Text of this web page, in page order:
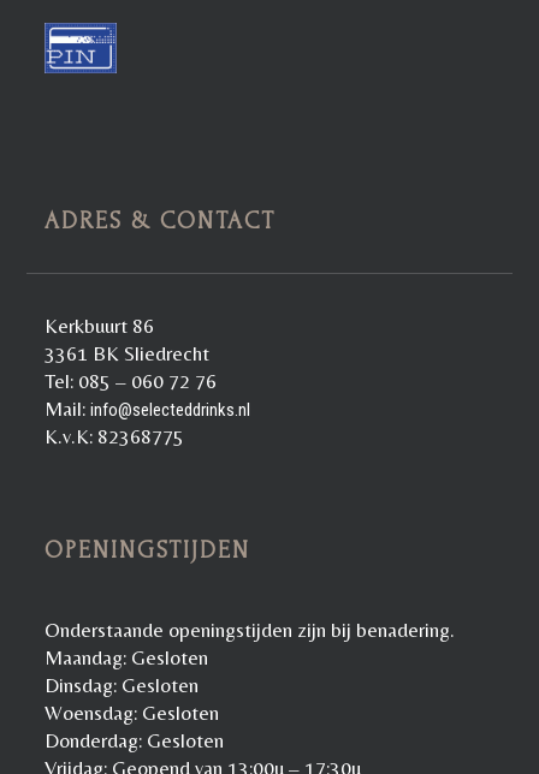
ADRES & CONTACT
Kerkbuurt 86
3361 BK Sliedrecht
Tel: 085 – 060 72 76
Mail:info@selecteddrinks.nl
K.v.K: 82368775
OPENINGSTIJDEN
Onderstaande openingstijden zijn bij benadering.
Maandag: Gesloten
Dinsdag: Gesloten
Woensdag: Gesloten
Donderdag: Gesloten
Vrijdag: Geopend van 13:00u – 17:30u